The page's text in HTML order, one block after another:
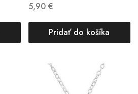
5,90 €
Pridať do košíka